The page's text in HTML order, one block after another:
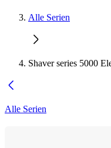
Alle Serien
Shaver series 5000
Alle Serien